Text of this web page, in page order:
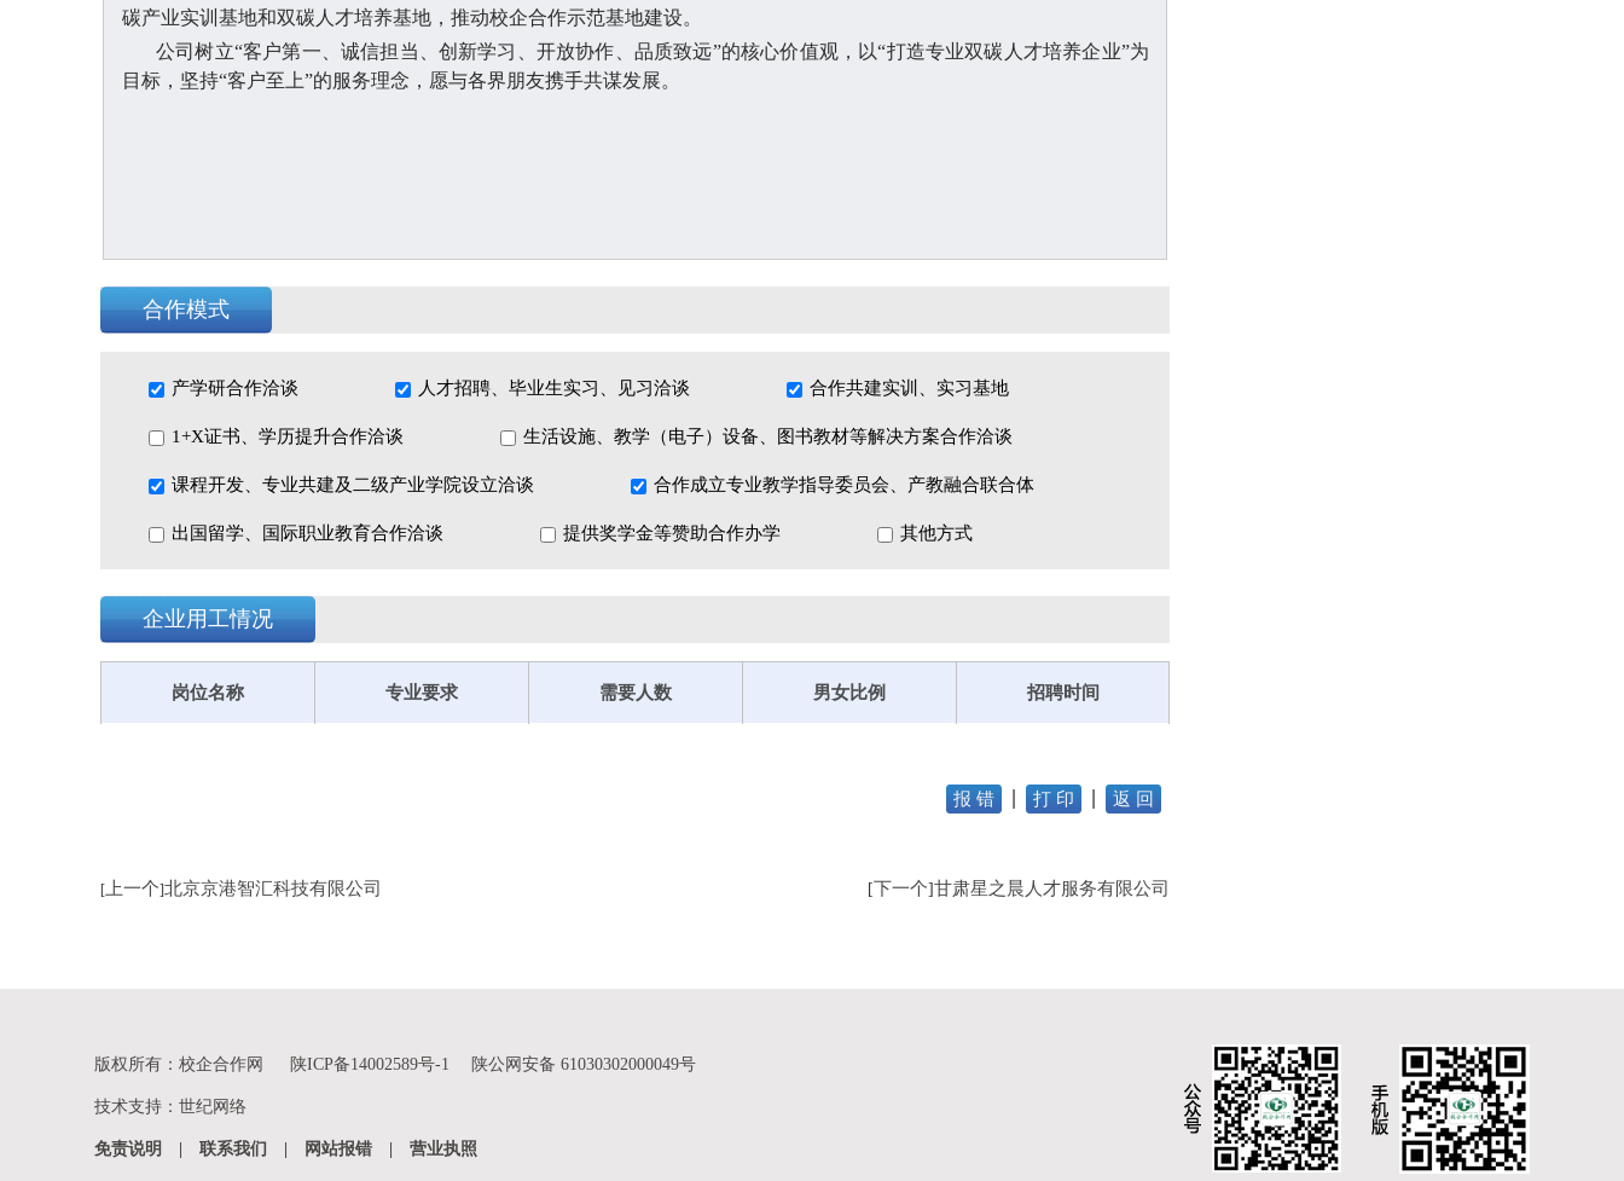
碳产业实训基地和双碳人才培养基地，推动校企合作示范基地建设。
公司树立“客户第一、诚信担当、创新学习、开放协作、品质致远”的核心价值观，以“打造专业双碳人才培养企业”为
目标，坚持“客户至上”的服务理念，愿与各界朋友携手共谋发展。
合作模式
产学研合作洽谈 人才招聘、毕业生实习、见习洽谈 合作共建实训、实习基地
1+X证书、学历提升合作洽谈 生活设施、教学（电子）设备、图书教材等解决方案合作洽谈
课程开发、专业共建及二级产业学院设立洽谈 合作成立专业教学指导委员会、产教融合联合体
出国留学、国际职业教育合作洽谈 提供奖学金等赞助合作办学 其他方式
企业用工情况
岗位名称 专业要求 需要人数 男女比例 招聘时间
报 错 打 印 返 回
[ 上一个]北京京港智汇科技有限公司 [下一个]甘肃星之晨人才服务有限公司
版权所有：校企合作网 陕ICP备14002589号-1 陕公网安备 61030302000049号
技术支持 ： 世纪网络
免责说明 联系我们 网站报错 营业执照